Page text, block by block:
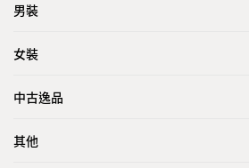
男裝
女裝
中古逸品
其他